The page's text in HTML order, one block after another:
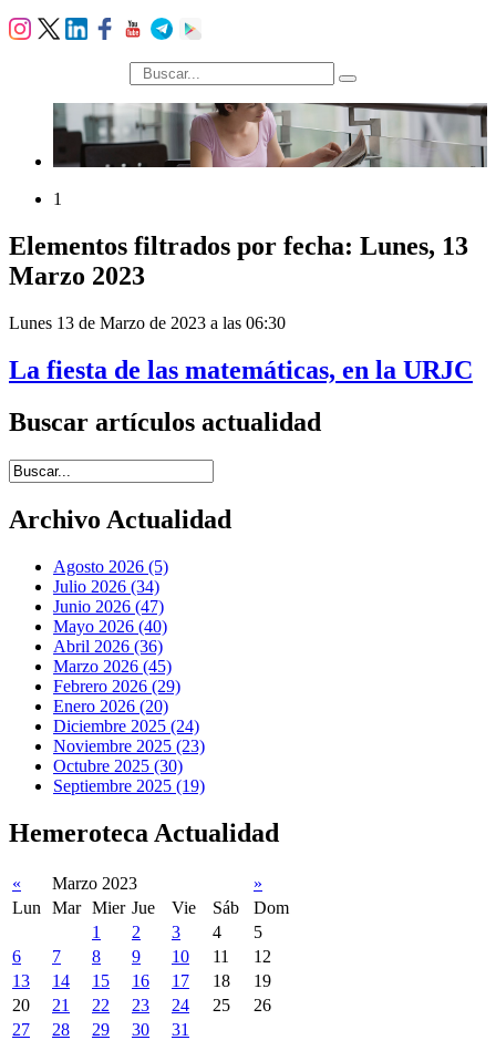
búsqueda
1
Elementos filtrados por fecha: Lunes, 13
Marzo 2023
Lunes 13 de Marzo de 2023 a las 06:30
La fiesta de las matemáticas, en la URJC
Buscar artículos actualidad
Introduce términos de búsqueda
Archivo Actualidad
Agosto 2026 (5)
Julio 2026 (34)
Junio 2026 (47)
Mayo 2026 (40)
Abril 2026 (36)
Marzo 2026 (45)
Febrero 2026 (29)
Enero 2026 (20)
Diciembre 2025 (24)
Noviembre 2025 (23)
Octubre 2025 (30)
Septiembre 2025 (19)
Hemeroteca Actualidad
« Marzo 2023
»
Lun
Mar Mier Jue Vie Sáb
Dom
1
2 3 4
5
6
7 8 9 10 11
12
13
14 15 16 17 18
19
20
21 22 23 24 25
26
27
28 29 30 31